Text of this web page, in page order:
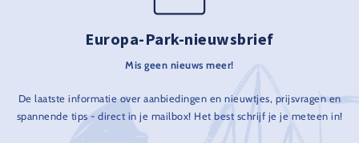
Europa-Park-nieuwsbrief
Mis geen nieuws meer!
De laatste informatie over aanbiedingen en nieuwtjes, prijsvragen en
spannende tips - direct in je mailbox! Het best schrijf je je meteen in!